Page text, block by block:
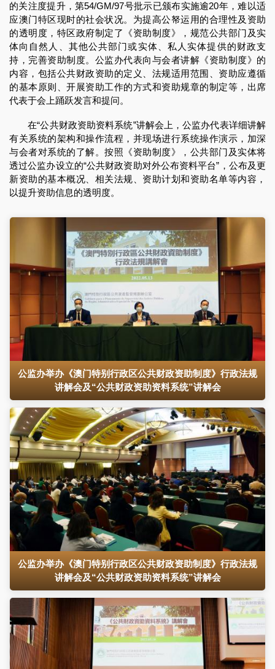
的关注度提升，第54/GM/97号批示已颁布实施逾20年，难以适
应澳门特区现时的社会状况。为提高公帑运用的合理性及资助
的透明度，特区政府制定了《资助制度》，规范公共部门及实
体向自然人、其他公共部门或实体、私人实体提供的财政支
持，完善资助制度。公监办代表向与会者讲解《资助制度》的
内容，包括公共财政资助的定义、法规适用范围、资助应遵循
的基本原则、开展资助工作的方式和资助规章的制定等，出席
代表于会上踊跃发言和提问。
在“公共财政资助资料系统”讲解会上，公监办代表详细讲解
有关系统的架构和操作流程，并现场进行系统操作演示，加深
与会者对系统的了解。按照《资助制度》，公共部门及实体将
透过公监办设立的“公共财政资助对外公布资料平台”，公布及更
新资助的基本概况、相关法规、资助计划和资助名单等内容，
以提升资助信息的透明度。
公监办举办《澳门特别行政区公共财政资助制度》行政法规
讲解会及“公共财政资助资料系统”讲解会
公监办举办《澳门特别行政区公共财政资助制度》行政法规
讲解会及“公共财政资助资料系统”讲解会